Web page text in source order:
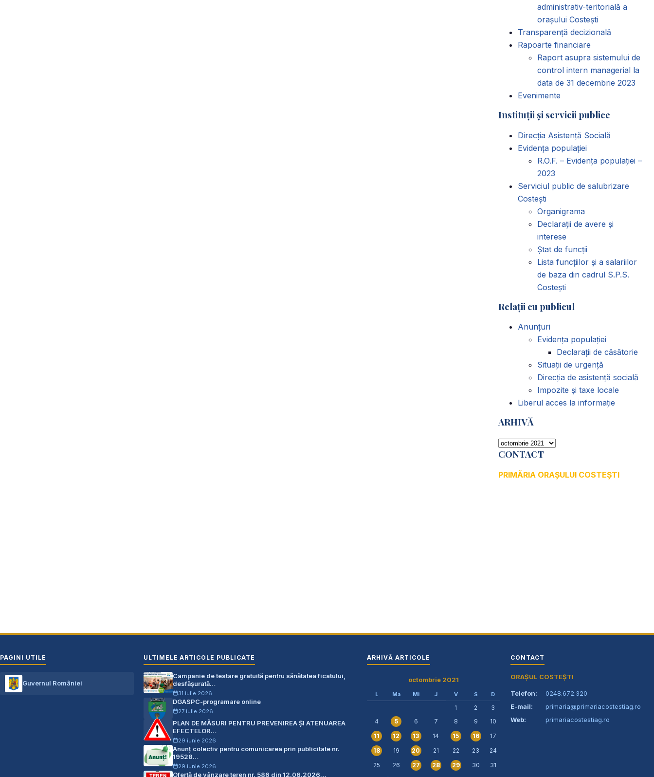
administrativ-teritorială a
orașului Costești
Transparență decizională
Rapoarte financiare
Raport asupra sistemului de
control intern managerial la
data de 31 decembrie 2023
Evenimente
Instituții și servicii publice
Direcția Asistență Socială
Evidența populației
R.O.F. – Evidența populației –
2023
Serviciul public de salubrizare
Costești
Organigrama
Declarații de avere și
interese
Ștat de funcții
Lista funcțiilor și a salariilor
de baza din cadrul S.P.S.
Costești
Relații cu publicul
Anunțuri
Evidența populației
Declarații de căsătorie
Situații de urgență
Direcția de asistență socială
Impozite și taxe locale
Liberul acces la informație
ARHIVĂ
ARHIVĂ
CONTACT
PRIMĂRIA ORAȘULUI COSTEȘTI
PAGINI UTILE
Guvernul României
ULTIMELE ARTICOLE PUBLICATE
Campanie de testare gratuită pentru sănătatea ficatului,
desfășurată…
31 iulie 2026
DGASPC-programare online
27 iulie 2026
PLAN DE MĂSURI PENTRU PREVENIREA ŞI ATENUAREA
EFECTELOR…
29 iunie 2026
Anunț colectiv pentru comunicarea prin publicitate nr.
19528…
29 iunie 2026
Ofertă de vânzare teren nr. 586 din 12.06.2026…
ARHIVĂ ARTICOLE
octombrie 2021
L Ma Mi J V S D
1 2
3
4
5 6 7 8 9 10
11 12 13 14 15 16 17
18 19 20 21 22 23
24
25
26 27 28 29 30 31
CONTACT
ORAȘUL COSTEȘTI
Telefon:
0248.672.320
E-mail:
primaria@primariacostestiag.ro
Web:
primariacostestiag.ro